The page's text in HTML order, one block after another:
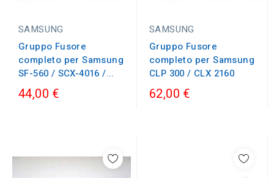
SAMSUNG
Gruppo Fusore
completo per Samsung
SF-560 / SCX-4016 /...
44,00 €
SAMSUNG
Gruppo Fusore
completo per Samsung
CLP 300 / CLX 2160
62,00 €